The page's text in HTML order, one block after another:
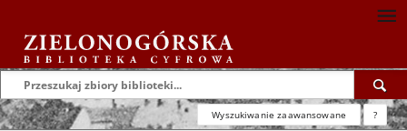
Wyszukiwanie zaawansowane ?